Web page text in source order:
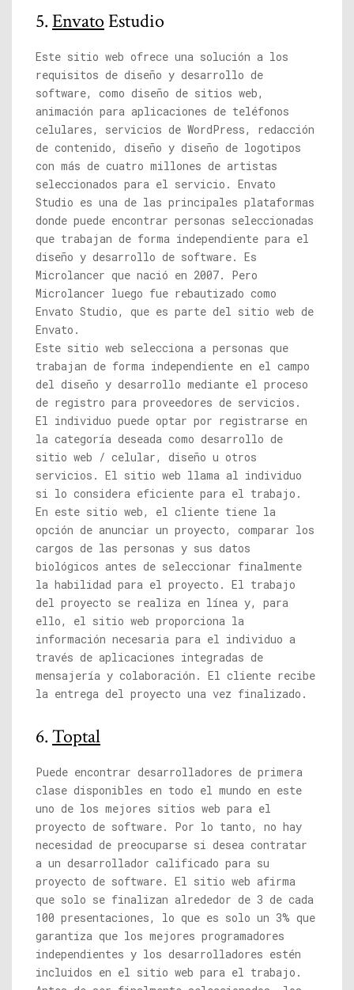
5.EnvatoEstudio
Este sitio web ofrece una solución a los
requisitos de diseño y desarrollo de
software, como diseño de sitios web,
animación para aplicaciones de teléfonos
celulares, servicios de WordPress, redacción
de contenido, diseño y diseño de logotipos
con más de cuatro millones de artistas
seleccionados para el servicio. Envato
Studio es una de las principales plataformas
donde puede encontrar personas seleccionadas
que trabajan de forma independiente para el
diseño y desarrollo de software. Es
Microlancer que nació en 2007. Pero
Microlancer luego fue rebautizado como
Envato Studio, que es parte del sitio web de
Envato.
Este sitio web selecciona a personas que
trabajan de forma independiente en el campo
del diseño y desarrollo mediante el proceso
de registro para proveedores de servicios.
El individuo puede optar por registrarse en
la categoría deseada como desarrollo de
sitio web / celular, diseño u otros
servicios. El sitio web llama al individuo
si lo considera eficiente para el trabajo.
En este sitio web, el cliente tiene la
opción de anunciar un proyecto, comparar los
cargos de las personas y sus datos
biológicos antes de seleccionar finalmente
la habilidad para el proyecto. El trabajo
del proyecto se realiza en línea y, para
ello, el sitio web proporciona la
información necesaria para el individuo a
través de aplicaciones integradas de
mensajería y colaboración. El cliente recibe
la entrega del proyecto una vez finalizado.
6.Toptal
Puede encontrar desarrolladores de primera
clase disponibles en todo el mundo en este
uno de los mejores sitios web para el
proyecto de software. Por lo tanto, no hay
necesidad de preocuparse si desea contratar
a un desarrollador calificado para su
proyecto de software. El sitio web afirma
que solo se finalizan alrededor de 3 de cada
100 presentaciones, lo que es solo un 3% que
garantiza que los mejores programadores
independientes y los desarrolladores estén
incluidos en el sitio web para el trabajo.